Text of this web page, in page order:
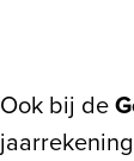
Ook bij de